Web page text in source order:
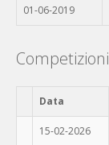
01-06-2019
Competizioni
Data
15-02-2026